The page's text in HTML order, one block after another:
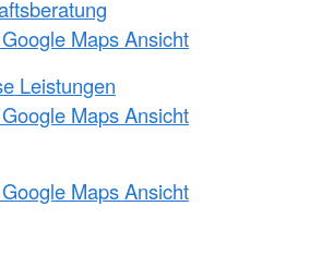
Maps Ansicht
Leistungen
Maps Ansicht
Maps Ansicht